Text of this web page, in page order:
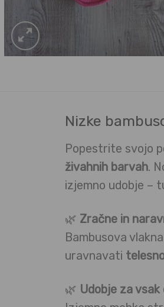
Nizke
Popestrite svojo
živahnih barvah.
izjemno udobje –
🌿 Zračne in
Bambusova
uravnavati
🌿 Udobje za vsak